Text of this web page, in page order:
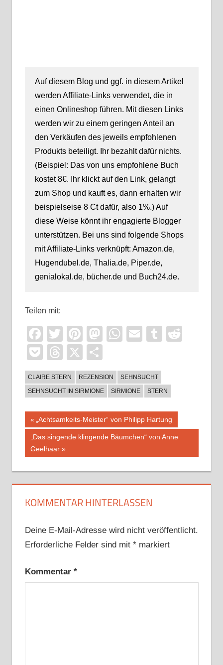
Auf diesem Blog und ggf. in diesem Artikel
werden Affiliate-Links verwendet, die in
einen Onlineshop führen. Mit diesen Links
werden wir zu einem geringen Anteil an
den Verkäufen des jeweils empfohlenen
Produkts beteiligt. Ihr bezahlt dafür nichts.
(Beispiel: Das von uns empfohlene Buch
kostet 8€. Ihr klickt auf den Link, gelangt
zum Shop und kauft es, dann erhalten wir
beispielseise 8 Ct dafür, also 1%.) Auf
diese Weise könnt ihr engagierte Blogger
unterstützen. Bei uns sind folgende Shops
mit Affiliate-Links verknüpft: Amazon.de,
Hugendubel.de, Thalia.de, Piper.de,
genialokal.de, bücher.de und Buch24.de.
Teilen mit:
Facebook
TwitterPinterest
Mastodon
WhatsApp
EmailTumblr
PocketThreads
X
CLAIRE STERN REZENSION
SEHNSUCHT
SEHNSUCHT IN SIRMIONE
SIRMIONE STERN
Beitragsnavigation
Vorheriger
Beitrag:
„Achtsamkeits-Meister“ von Philipp Hartung
Nächster
Beitrag:
„Das singende klingende Bäumchen“ von Anne
Geelhaar
KOMMENTAR HINTERLASSEN
Deine E-Mail-Adresse wird nicht veröffentlicht.
Erforderliche Felder sind mit *markiert
Kommentar *